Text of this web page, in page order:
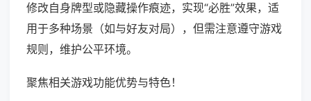
修改自身牌型或隐藏操作痕迹，实现“必胜”效果，适
用于多种场景（如与好友对局），但需注意遵守游戏
规则，维护公平环境。
聚焦相关游戏功能优势与特色！